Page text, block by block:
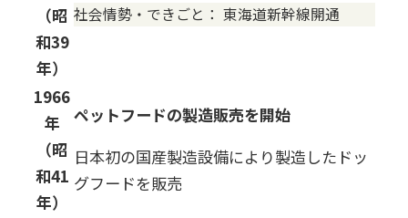
（昭
和39
年）
社会情勢・できごと： 東海道新幹線開通
1966
年
（昭
和41
年）
ペットフードの製造販売を開始
日本初の国産製造設備により製造したドッ
グフードを販売